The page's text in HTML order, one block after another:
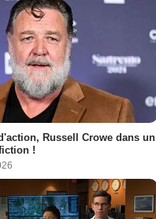
Russell Crowe dans un
!